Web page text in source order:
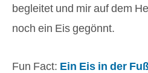
begleitet und mir auf dem
noch ein Eis gegönnt.
Fun Fact: Ein Eis in der